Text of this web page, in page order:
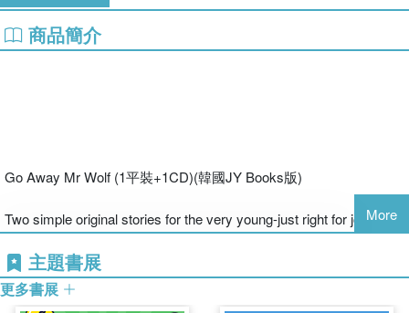
商品簡介
Go Away Mr Wolf (1平裝+1CD)(韓國JY Books版)
Two simple original stories for the very young-just right for joining
in.
Track
01: JYbook's Company Song
More
主題書展
更多書展